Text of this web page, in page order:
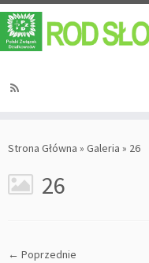
Strona Główna » Galeria » 26
26
← Poprzednie